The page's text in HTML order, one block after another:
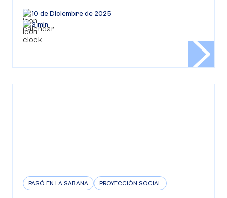
10 de Diciembre de 2025
3 min
PASÓ EN LA SABANA PROYECCIÓN SOCIAL